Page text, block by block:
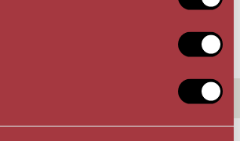
i aprofundir d’una manera lúdica en les